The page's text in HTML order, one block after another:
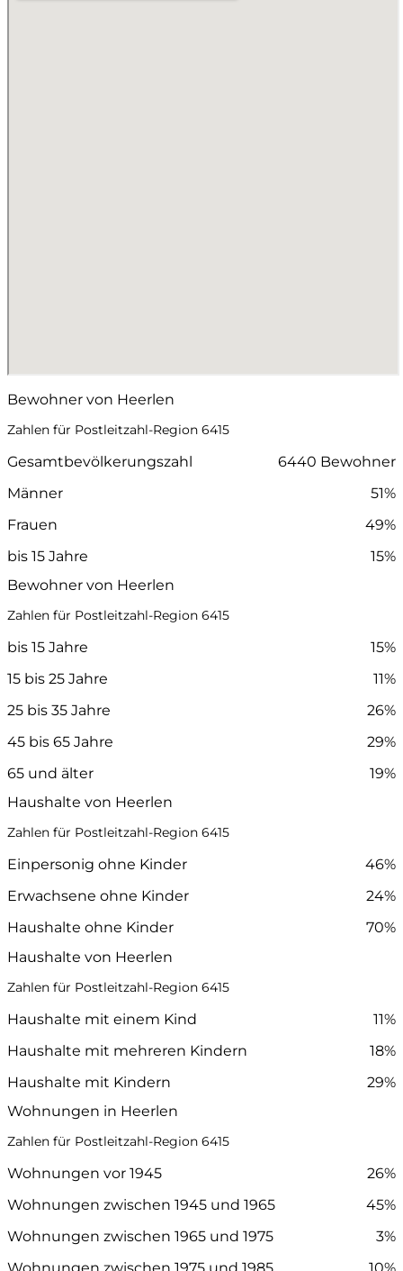
Bewohner von Heerlen
Zahlen für Postleitzahl-Region 6415
Gesamtbevölkerungszahl
6440 Bewohner
Männer
51%
Frauen
49%
bis 15 Jahre
15%
Bewohner von Heerlen
Zahlen für Postleitzahl-Region 6415
bis 15 Jahre
15%
15 bis 25 Jahre
11%
25 bis 35 Jahre
26%
45 bis 65 Jahre
29%
65 und älter
19%
Haushalte von Heerlen
Zahlen für Postleitzahl-Region 6415
Einpersonig ohne Kinder
46%
Erwachsene ohne Kinder
24%
Haushalte ohne Kinder
70%
Haushalte von Heerlen
Zahlen für Postleitzahl-Region 6415
Haushalte mit einem Kind
11%
Haushalte mit mehreren Kindern
18%
Haushalte mit Kindern
29%
Wohnungen in Heerlen
Zahlen für Postleitzahl-Region 6415
Wohnungen vor 1945
26%
Wohnungen zwischen 1945 und 1965
45%
Wohnungen zwischen 1965 und 1975
3%